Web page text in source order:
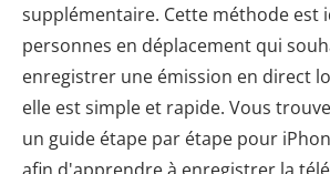
supplémentaire. Cette méthode est
personnes en déplacement qui
enregistrer une émission en direct
elle est simple et rapide. Vous
un guide étape par étape pour